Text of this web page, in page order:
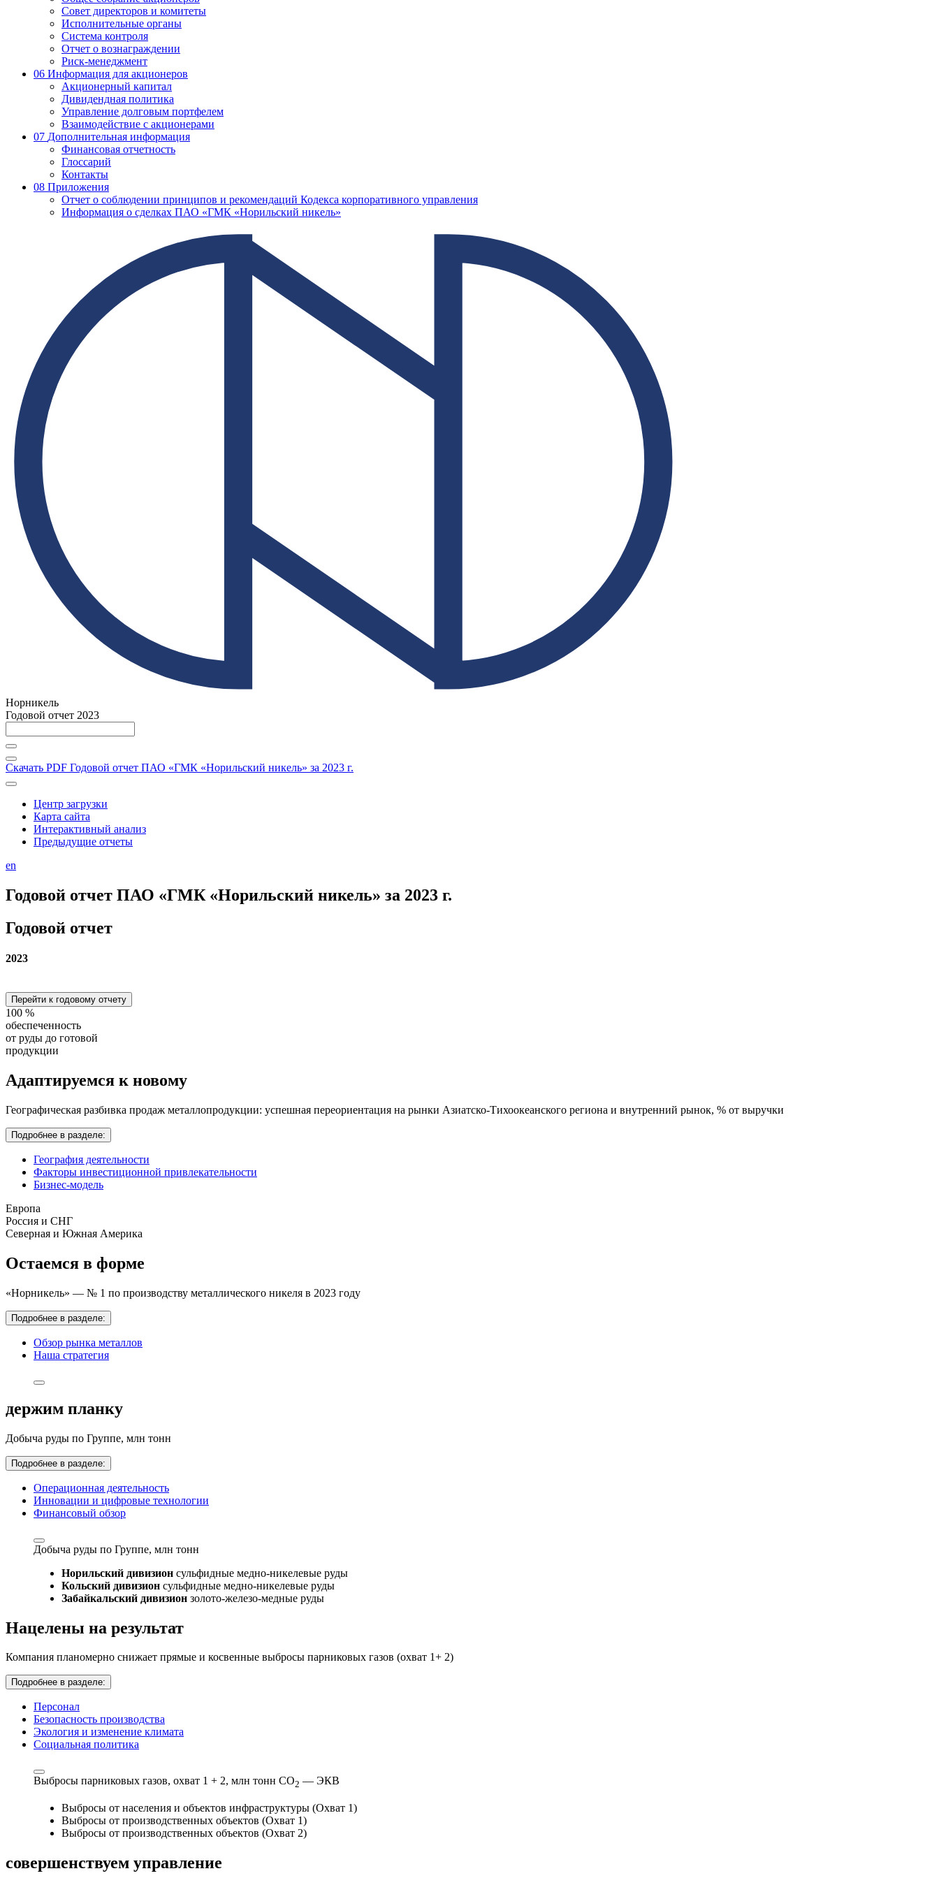
Совет директоров и комитеты
Исполнительные органы
Система контроля
Отчет о вознаграждении
Риск-менеджмент
06 Информация для акционеров
Акционерный капитал
Дивидендная политика
Управление долговым портфелем
Взаимодействие с акционерами
07 Дополнительная информация
Финансовая отчетность
Глоссарий
Контакты
08 Приложения
Отчет о соблюдении принципов и рекомендаций Кодекса корпоративного управления
Информация о сделках ПАО «ГМК «Норильский никель»
Норникель
Годовой отчет 2023
Скачать PDF Годовой отчет ПАО «ГМК «Норильский никель» за 2023 г.
Центр загрузки
Карта сайта
Интерактивный анализ
Предыдущие отчеты
en
Годовой отчет ПАО «ГМК «Норильский никель» за 2023 г.
Годовой отчет
2023
Перейти к годовому отчету
100 %
обеспеченность
от руды до готовой
продукции
Адаптируемся к новому
Географическая разбивка продаж металлопродукции: успешная переориентация на рынки Азиатско-Тихоокеанского региона и внутренний рынок, % от выручки
Подробнее в разделе:
География деятельности
Факторы инвестиционной привлекательности
Бизнес-модель
Европа
Россия и СНГ
Северная и Южная Америка
Остаемся в форме
«Норникель» — № 1 по производству металлического никеля в 2023 году
Подробнее в разделе:
Обзор рынка металлов
Наша стратегия
держим планку
Добыча руды по Группе, млн тонн
Подробнее в разделе:
Операционная деятельность
Инновации и цифровые технологии
Финансовый обзор
Добыча руды по Группе, млн тонн
Норильский дивизион сульфидные медно-никелевые руды
Кольский дивизион сульфидные медно-никелевые руды
Забайкальский дивизион золото-железо-медные руды
Нацелены на результат
Компания планомерно снижает прямые и косвенные выбросы парниковых газов (охват 1+ 2)
Подробнее в разделе:
Персонал
Безопасность производства
Экология и изменение климата
Социальная политика
Выбросы парниковых газов, охват 1 + 2, млн тонн СО2 — ЭКВ
Выбросы от населения и объектов инфраструктуры (Охват 1)
Выбросы от производственных объектов (Охват 1)
Выбросы от производственных объектов (Охват 2)
совершенствуем управление